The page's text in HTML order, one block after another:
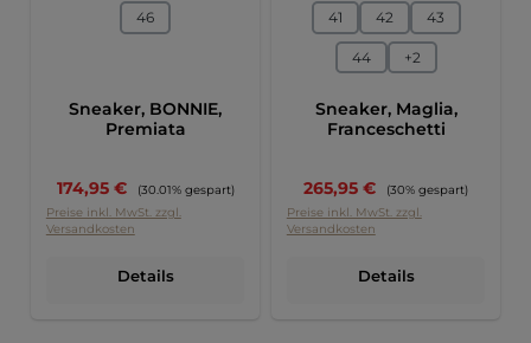
auswählen
46
Sneaker, BONNIE,
Premiata
Verkaufspreis:
174,95 € Regulärer Preis:
(30.01% gespart)
Preise inkl. MwSt. zzgl.
Versandkosten
Details
Größe auswählen
41 42 43
44 +2
Sneaker, Maglia,
Franceschetti
Verkaufspreis:
265,95 € Regulärer Preis:
(30% gespart)
Preise inkl. MwSt. zzgl.
Versandkosten
Details